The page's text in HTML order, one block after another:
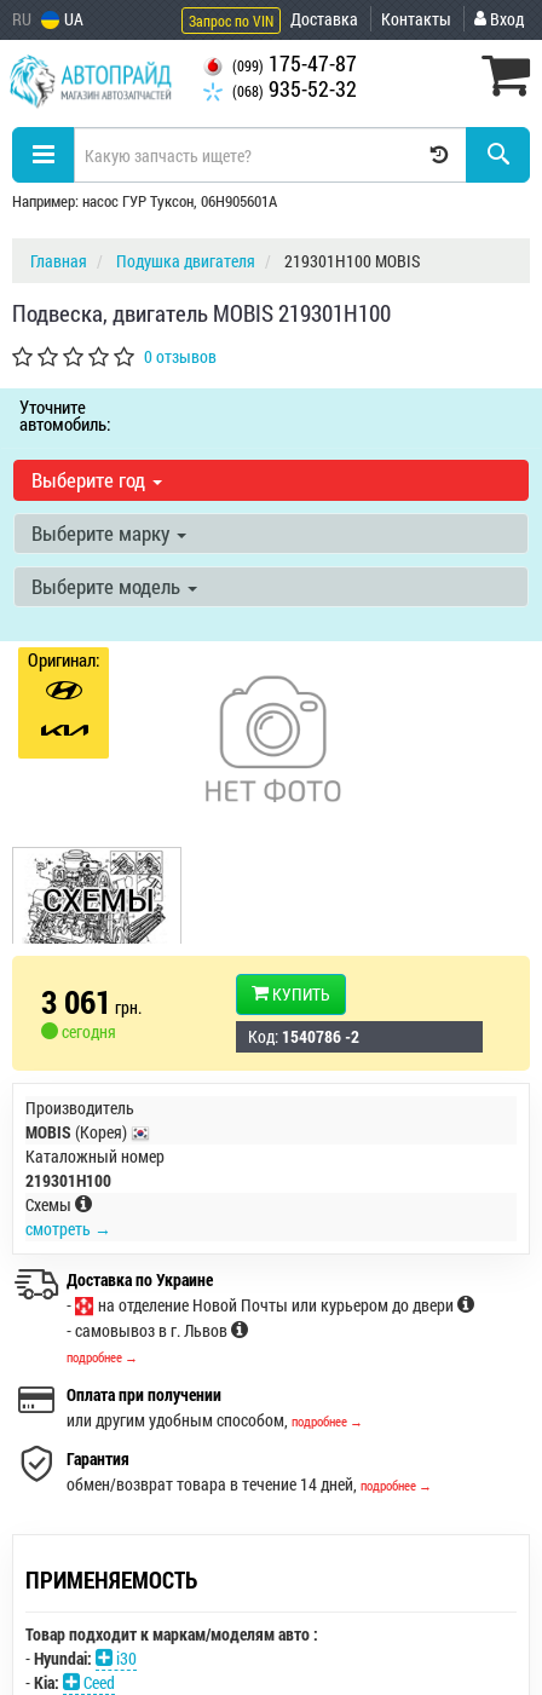
RU UA Запрос по VIN Доставка Контакты Вход
(099) 175-47-87
(068) 935-52-32
Например: насос ГУР Туксон, 06H905601A
Главная Подушка двигателя 219301H100 MOBIS
Подвеска, двигатель MOBIS 219301H100
0 отзывов
Уточните
автомобиль:
Выберите год
Выберите марку
Выберите модель
Оригинал:
3 061 грн.
сегодня
КУПИТЬ
Код: 1540786 -2
Производитель
MOBIS (Корея)
Каталожный номер
219301H100
Схемы
смотреть →
Доставка по Украине
-
на отделение Новой Почты или курьером до двери
- самовывоз в г. Львов
подробнее →
Оплата при получении
или другим удобным способом, подробнее →
Гарантия
обмен/возврат товара в течение 14 дней, подробнее →
ПРИМЕНЯЕМОСТЬ
Товар подходит к маркам/моделям авто :
-Hyundai:
i30
-Kia:
Ceed